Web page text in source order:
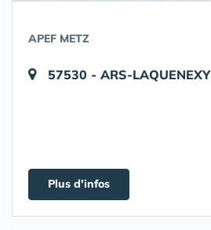
APEF METZ
57530 - ARS-LAQUENEXY
Plus d'infos